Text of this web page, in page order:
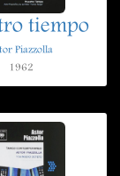
tiempo
Piazzolla
1962